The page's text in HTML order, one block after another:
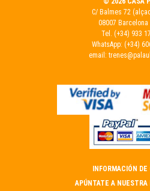
C/ Balmes 72
08007 Barcelona
Tel. (+34) 933
WhatsApp: (+34)
email:
INFORMACIÓN
APÚNTATE A